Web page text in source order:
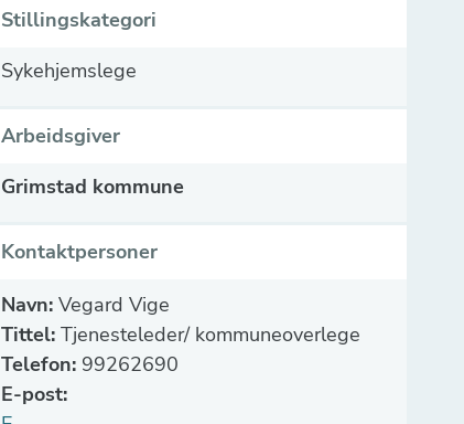
Stillingskategori
Sykehjemslege
Arbeidsgiver
Grimstad kommune
Kontaktpersoner
Navn:Vegard Vige
Tittel:Tjenesteleder/ kommuneoverlege
Telefon:99262690
E-post: